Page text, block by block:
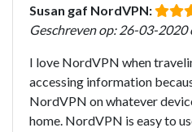
Susan gaf NordVPN:
Geschreven op: 26-03-2020
I love NordVPN when
accessing information
NordVPN on whatever
home. NordVPN is easy to